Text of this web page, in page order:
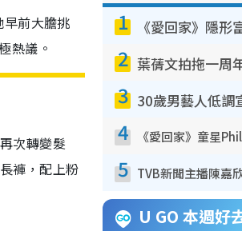
前大膽挑
熱議。
次轉變髮
褲，配上粉
1
2
3
4
5
U GO 本週好